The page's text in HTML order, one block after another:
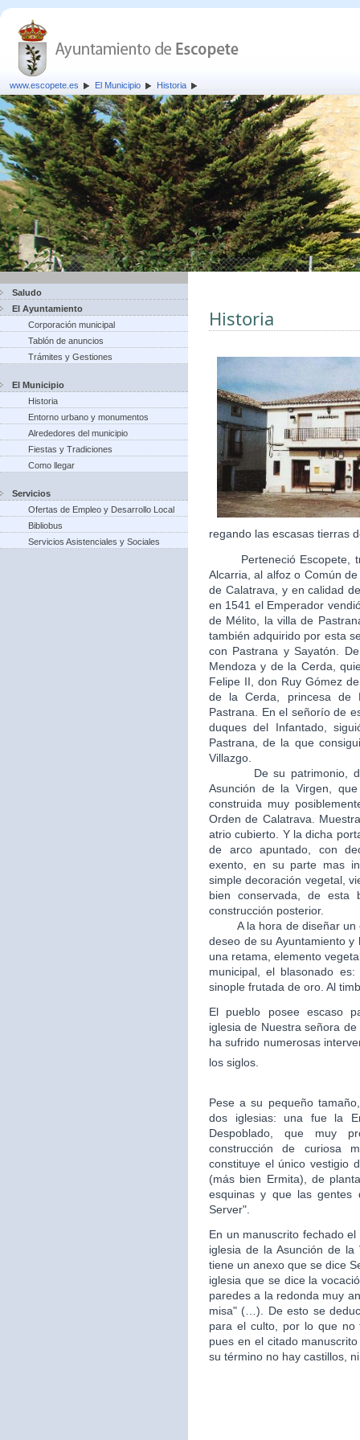
www.escopete.es El Municipio Historia
Saludo
El Ayuntamiento
Corporación municipal
Tablón de anuncios
Trámites y Gestiones
El Municipio
Historia
Entorno urbano y monumentos
Alrededores del municipio
Fiestas y Tradiciones
Como llegar
Servicios
Ofertas de Empleo y Desarrollo Local
Bibliobus
Servicios Asistenciales y Sociales
Historia
regando las escasas tierras
Perteneció Escopete,
Alcarria, al alfoz o Común
de Calatrava, y en calidad
en 1541 el Emperador
de Mélito, la villa de
también adquirido por esta
con Pastrana y Sayatón.
Mendoza y de la Cerda,
Felipe II, don Ruy Gómez
de la Cerda, princesa de
Pastrana. En el señorío de
duques del Infantado,
Pastrana, de la que
Villazgo.
De su patrimonio,
Asunción de la Virgen,
construida muy
Orden de Calatrava.
atrio cubierto. Y la dicha
de arco apuntado, con
exento, en su parte mas
simple decoración vegetal,
bien conservada, de
construcción posterior.
A la hora de diseñar un
deseo de su Ayuntamiento
una retama, elemento
municipal, el blasonado
sinople frutada de oro. Al
El pueblo posee escaso
iglesia de Nuestra señora
ha sufrido numerosas
los siglos.
Pese a su pequeño
dos iglesias: una fue la
Despoblado, que muy
construcción de curiosa
constituye el único vestigio
(más bien Ermita), de
esquinas y que las gentes
Server".
En un manuscrito fechado
iglesia de la Asunción de
tiene un anexo que se dice
iglesia que se dice la
paredes a la redonda muy
misa" (…). De esto se
para el culto, por lo que no
pues en el citado
su término no hay castillos,